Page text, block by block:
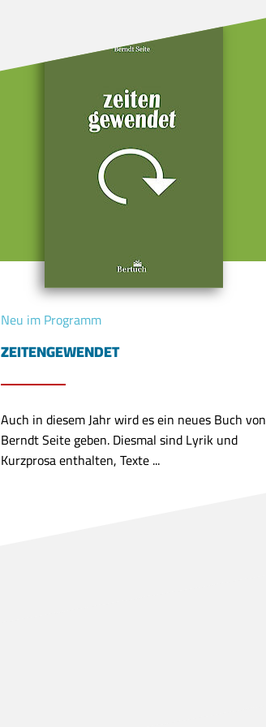
Neu im Programm
ZEITENGEWENDET
Auch in diesem Jahr wird es ein neues Buch von
Berndt Seite geben. Diesmal sind Lyrik und
Kurzprosa enthalten, Texte ...